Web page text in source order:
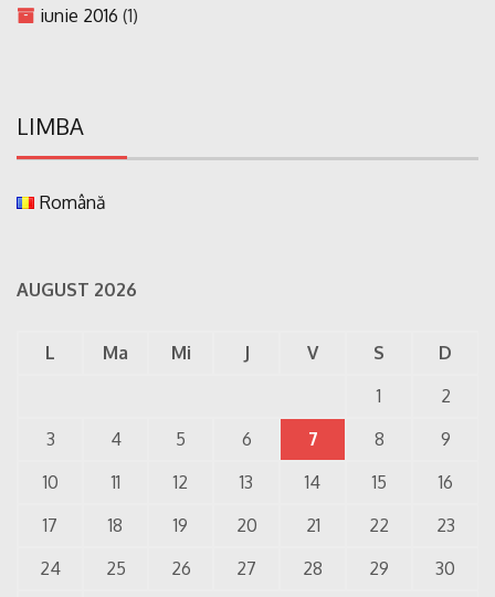
iunie 2016 (1)
LIMBA
Română
AUGUST 2026
L Ma Mi J V S
D
1
2
3
4 5 6 7 8
9
10
11 12 13 14 15
16
17
18 19 20 21 22
23
24
25 26 27 28 29 30